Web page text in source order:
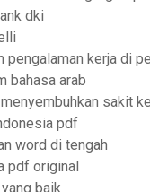
dki
pengalaman kerja di
bahasa arab
sakit
pdf
word di tengah
pdf original
baik